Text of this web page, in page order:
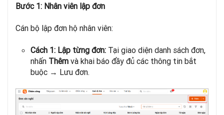
Bước 1: Nhân viên lập đơn
Cán bộ lập đơn hộ nhân viên:
Cách 1: Lập từng đơn: Tại giao diện danh sách đơn,
nhấn Thêm và khai báo đầy đủ các thông tin bắt
buộc → Lưu đơn.